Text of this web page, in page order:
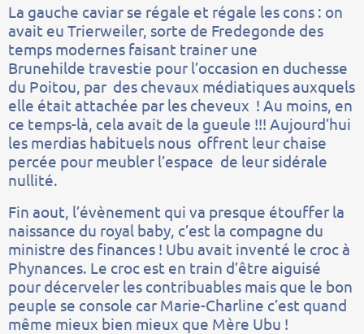
La gauche caviar se régale et régale les cons : on
avait eu Trierweiler, sorte de Fredegonde des
temps modernes faisant trainer une
Brunehilde travestie pour l’occasion en duchesse
du Poitou, par des chevaux médiatiques auxquels
elle était attachée par les cheveux ! Au moins, en
ce temps-là, cela avait de la gueule !!! Aujourd’hui
les merdias habituels nous offrent leur chaise
percée pour meubler l’espace de leur sidérale
nullité.
Fin aout, l’évènement qui va presque étouffer la
naissance du royal baby, c’est la compagne du
ministre des finances ! Ubu avait inventé le croc à
Phynances. Le croc est en train d’être aiguisé
pour décerveler les contribuables mais que le bon
peuple se console car Marie-Charline c’est quand
même mieux bien mieux que Mère Ubu !